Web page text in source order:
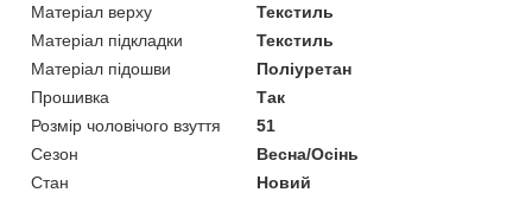
Матеріал верху
Текстиль
Матеріал підкладки
Текстиль
Матеріал підошви
Поліуретан
Прошивка
Так
Розмір чоловічого взуття
51
Сезон
Весна/Осінь
Стан
Новий